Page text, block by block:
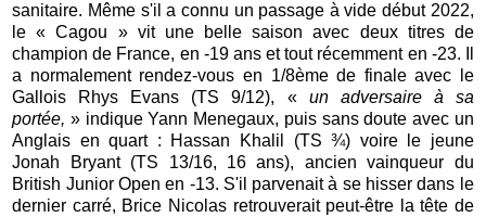
sanitaire. Même s'il a connu un passage à vide début 2022,
le « Cagou » vit une belle saison avec deux titres de
champion de France, en -19 ans et tout récemment en -23. Il
a normalement rendez-vous en 1/8ème de finale avec le
Gallois Rhys Evans (TS 9/12), « un adversaire à sa
portée, » indique Yann Menegaux, puis sans doute avec un
Anglais en quart : Hassan Khalil (TS ¾) voire le jeune
Jonah Bryant (TS 13/16, 16 ans), ancien vainqueur du
British Junior Open en -13. S'il parvenait à se hisser dans le
dernier carré, Brice Nicolas retrouverait peut-être la tête de